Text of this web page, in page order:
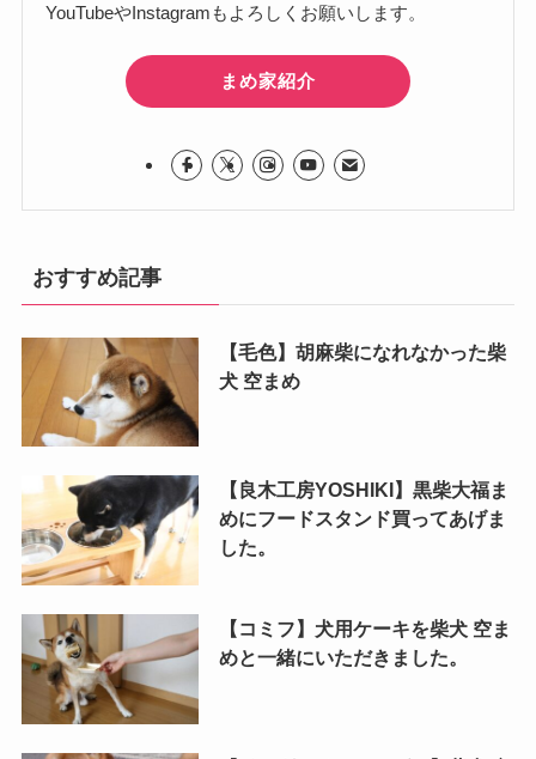
YouTubeやInstagramもよろしくお願いします。
まめ家紹介
おすすめ記事
【毛色】胡麻柴になれなかった柴
犬 空まめ
【良木工房YOSHIKI】黒柴大福ま
めにフードスタンド買ってあげま
した。
【コミフ】犬用ケーキを柴犬 空ま
めと一緒にいただきました。